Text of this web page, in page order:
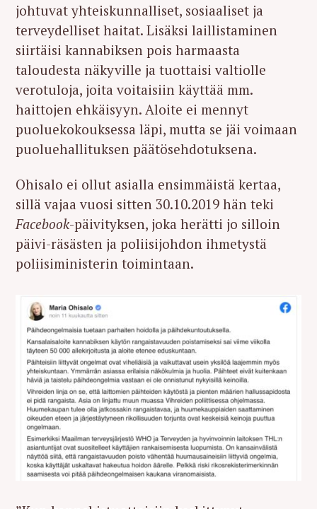
johtuvat yhteiskunnalliset, sosiaaliset ja
terveydelliset haitat. Lisäksi laillistaminen
siirtäisi kannabiksen pois harmaasta
taloudesta näkyville ja tuottaisi valtiolle
verotuloja, joita voitaisiin käyttää mm.
haittojen ehkäisyyn. Aloite ei mennyt
puoluekokouksessa läpi, mutta se jäi voimaan
puoluehallituksen päätösehdotuksena.
Ohisalo ei ollut asialla ensimmäistä kertaa,
sillä vajaa vuosi sitten 30.10.2019 hän teki
Facebook-päivityksen, joka herätti jo silloin
päivi-räsästen ja poliisijohdon ihmetystä
poliisiministerin toimintaan.